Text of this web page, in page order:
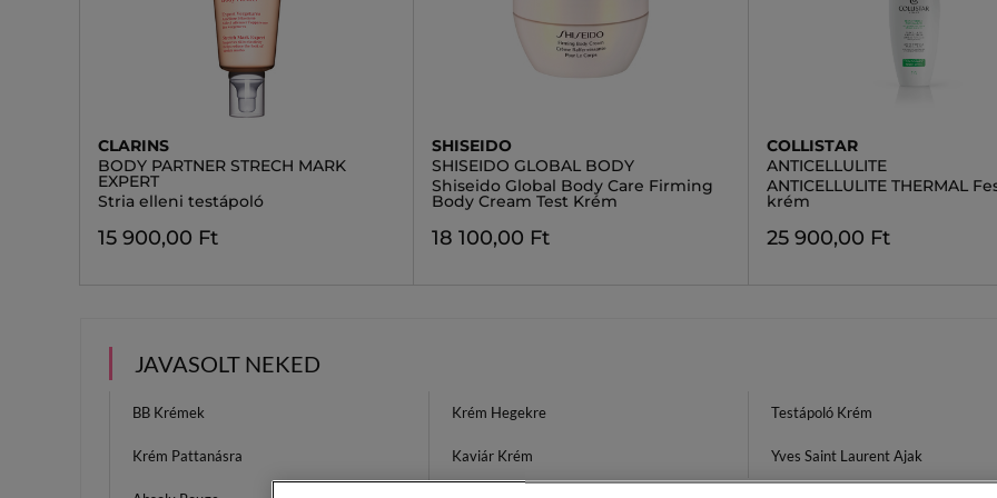
CLARINS
BODY PARTNER STRECH MARK
EXPERT
Stria elleni testápoló
15 900,00 Ft
SHISEIDO
SHISEIDO GLOBAL BODY
Shiseido Global Body Care Firming
Body Cream Test Krém
18 100,00 Ft
COLLISTAR
ANTICELLULITE
ANTICELLULITE THERMAL
krém
25 900,00 Ft
JAVASOLT NEKED
BB Krémek Krém Hegekre Testápoló Krém
Krém Pattanásra Kaviár Krém Yves Saint Laurent Ajak